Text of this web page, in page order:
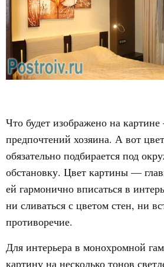
Что будет изображено на
предпочтений хозяина. А вот
обязательно подбирается под
обстановку. Цвет картины —
ей гармонично вписаться в
ни сливаться с цветом стен, ни
противоречие.
Для интерьера в монохромной
картину на несколько тонов